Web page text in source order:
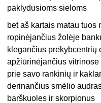
paklydusioms sieloms
bet aš kartais matau tuos
ropinėjančius žolėje
klegančius prekybcentrių
apžiūrinėjančius
prie savo rankinių ir
derinančius smėlio
barškuoles ir skorpionus